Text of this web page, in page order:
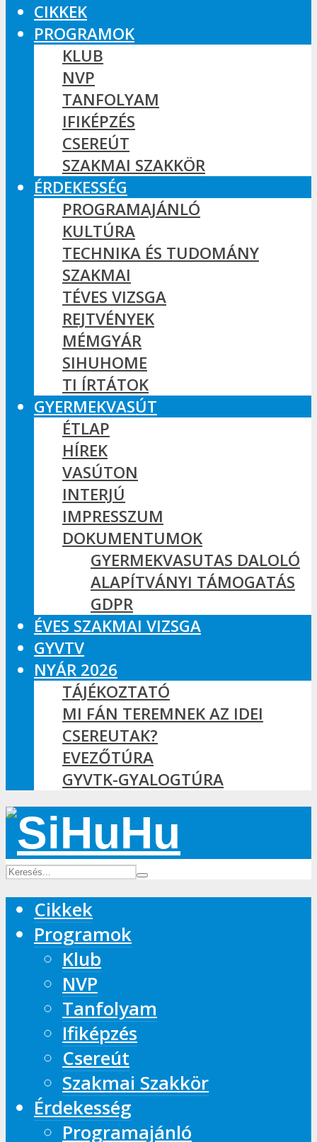
CIKKEK
PROGRAMOK
KLUB
NVP
TANFOLYAM
IFIKÉPZÉS
CSEREÚT
SZAKMAI SZAKKÖR
ÉRDEKESSÉG
PROGRAMAJÁNLÓ
KULTÚRA
TECHNIKA ÉS TUDOMÁNY
SZAKMAI
TÉVES VIZSGA
REJTVÉNYEK
MÉMGYÁR
SIHUHOME
TI ÍRTÁTOK
GYERMEKVASÚT
ÉTLAP
HÍREK
VASÚTON
INTERJÚ
IMPRESSZUM
DOKUMENTUMOK
GYERMEKVASUTAS DALOLÓ
ALAPÍTVÁNYI TÁMOGATÁS
GDPR
ÉVES SZAKMAI VIZSGA
GYVTV
NYÁR 2026
TÁJÉKOZTATÓ
MI FÁN TEREMNEK AZ IDEI
CSEREUTAK?
EVEZŐTÚRA
GYVTK-GYALOGTÚRA
Cikkek
Programok
Klub
NVP
Tanfolyam
Ifiképzés
Csereút
Szakmai Szakkör
Érdekesség
Programajánló